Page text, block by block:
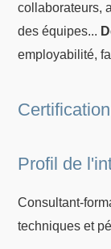
collaborateurs,
des équipes...
employabilité,
Certification
Profil de
Consultant-
techniques et